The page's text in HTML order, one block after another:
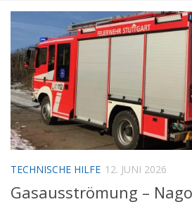
TECHNISCHE HILFE 12. JUNI 2026
Gasausströmung –